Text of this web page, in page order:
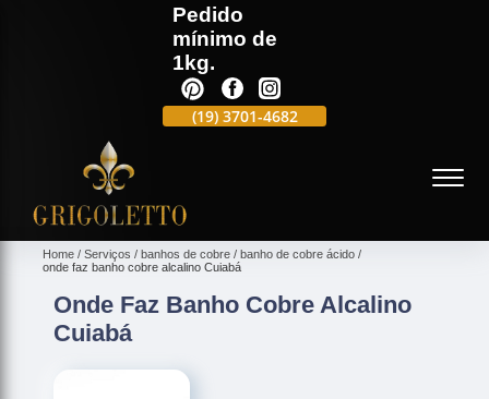
Pedido
mínimo de
1kg.
(19) 3701-4682 (19)
Home Serviços banhos de cobre
banho de cobre ácido
onde faz banho cobre alcalino Cuiabá
Onde Faz Banho Cobre Alcalino
Cuiabá